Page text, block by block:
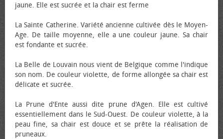
jaune. Elle est sucrée et la chair est ferme
La Sainte Catherine. Variété ancienne cultivée dès le Moyen-
Age. De taille moyenne, elle a une couleur jaune. Sa chair
est fondante et sucrée.
La Belle de Louvain nous vient de Belgique comme l'indique
son nom. De couleur violette, de forme allongée sa chair est
délicate et sucrée.
La Prune d'Ente aussi dite prune d'Agen. Elle est cultivé
essentiellement dans le Sud-Ouest. De couleur violette, à la
peau fine, sa chair est douce et se prête la réalisation de
pruneaux.